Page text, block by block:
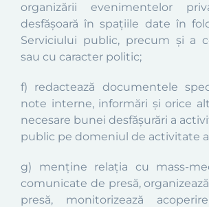
organizării evenimentelor
desfășoară în spațiile date în
Serviciului public, precum și a
sau cu caracter politic;
f) redactează documentele
note interne, informări și orice
necesare bunei desfășurări a
public pe domeniul de activitate
g) menține relația cu mass-
comunicate de presă,
presă, monitorizează